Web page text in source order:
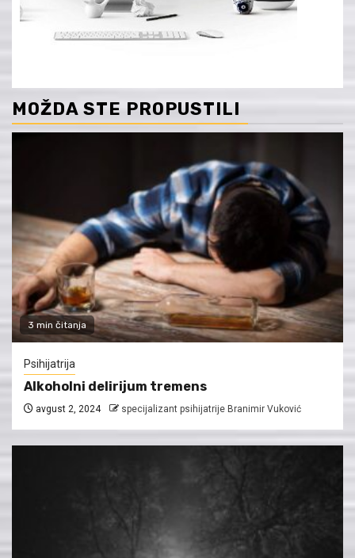
MOŽDA STE PROPUSTILI
3 min čitanja
Psihijatrija
Alkoholni delirijum tremens
avgust 2, 2024 specijalizant psihijatrije Branimir Vuković